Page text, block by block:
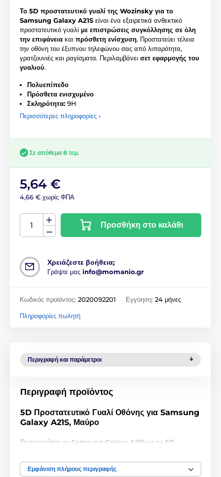
Το 5D προστατευτικό γυαλί της Wozinsky για το
Samsung Galaxy A21S είναι ένα εξαιρετικά ανθεκτικό
προστατευτικό γυαλί με επιστρώσεις συγκόλλησης σε όλη
την επιφάνεια και πρόσθετη ενίσχυση. Προστατεύει τέλεια
την οθόνη του έξυπνου τηλεφώνου σας από λιπαρότητα,
γρατζουνιές και ραγίσματα. Περιλαμβάνει σετ εφαρμογής του
γυαλιού.
Πολυεπίπεδο
Πρόσθετα ενισχυμένο
Σκληρότητα: 9H
Περισσότερες πληροφορίες ›
Σε απόθεμα 8 τεμ.
5,64 €
4,66 € χωρίς ΦΠΑ
Προσθήκη στο καλάθι
Χρειάζεστε βοήθεια;
Γράψτε μας info@momanio.gr
Κωδικός προϊόντος: 2020092201 Εγγύηση: 24 μήνες
Πληροφορίες πωλητή
Περιγραφή και παράμετροι
Περιγραφή προϊόντος
5D Προστατευτικό Γυαλί Οθόνης για Samsung
Galaxy A21S, Μαύρο
Προστατέψτε το Samsung Galaxy A21S με το 5D
σκληρότητα 9H!
Εμφάνιση πλήρους περιγραφής